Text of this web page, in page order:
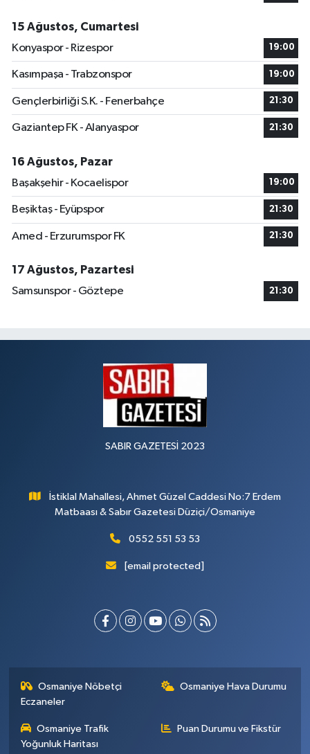
15 Ağustos, Cumartesi
Konyaspor - Rizespor
19:00
Kasımpaşa - Trabzonspor 19:00
Gençlerbirliği S.K. - Fenerbahçe 21:30
Gaziantep FK - Alanyaspor 21:30
16 Ağustos, Pazar
Başakşehir - Kocaelispor
19:00
Beşiktaş - Eyüpspor 21:30
Amed - Erzurumspor FK 21:30
17 Ağustos, Pazartesi
Samsunspor - Göztepe
21:30
SABIR GAZETESİ 2023
İstiklal Mahallesi, Ahmet Güzel Caddesi No:7 Erdem
Matbaası & Sabır Gazetesi Düziçi/Osmaniye
0552 551 53 53
[email protected]
Osmaniye Nöbetçi
Eczaneler
Osmaniye Hava Durumu
Osmaniye Trafik
Yoğunluk Haritası
Puan Durumu ve Fikstür